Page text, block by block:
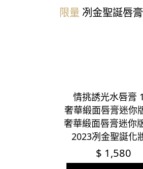
限量 冽金聖誕唇
情挑誘光水唇膏
奢華緞面唇膏迷你
奢華緞面唇膏迷你
2023冽金聖誕化
$ 1,580